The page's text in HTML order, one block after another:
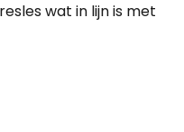
wat in lijn is met